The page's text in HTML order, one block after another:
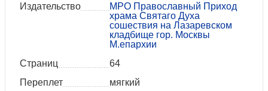
Издательство
МРО Православный Приход
храма Святаго Духа
сошествия на Лазаревском
кладбище гор. Москвы
М.епархии
Страниц
64
Переплет
мягкий